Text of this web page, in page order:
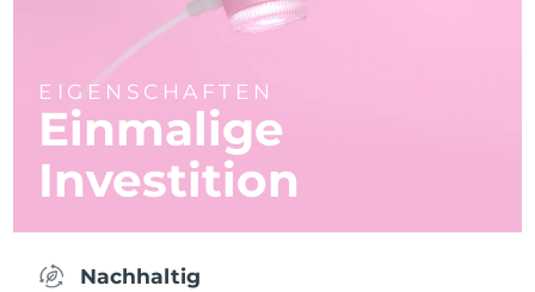
EIGENSCHAFTEN
Einmalige
Investition
Nachhaltig